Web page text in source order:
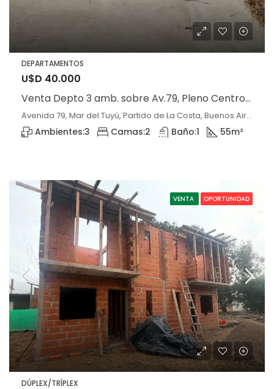
DEPARTAMENTOS
U$D 40.000
Venta Depto 3 amb. sobre Av.79, Pleno Centro de Mar del Tuyú
Avenida 79, Mar del Tuyú, Partido de La Costa, Buenos Aires, 7108, Argentina, Mar del Tuyú, Buenos Aires
Ambientes:3 Camas:2 Baño:1 55m²
VENTA OPORTUNIDAD
DÚPLEX/TRÍPLEX